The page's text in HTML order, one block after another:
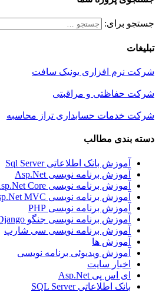
جستجو برای:
تبلیغات
شرکت نرم افزاری یونیک سافت
شرکت حفاظتی و مراقبتی
شرکت خدمات حسابداری تراز محاسبه
دسته بندی مطالب
آموزش بانک اطلاعاتی Sql Server
آموزش برنامه نویسی Asp.Net
آموزش برنامه نویسی Asp.Net Core
آموزش برنامه نویسی Asp.Net MVC
آموزش برنامه نویسی PHP
آموزش برنامه نویسی جنگو Django
آموزش برنامه نویسی سی شارپ
آموزش ها
آموزش ویدیوئی برنامه نویسی
اخبار سایت
ای اس پی Asp.Net
بانک اطلاعاتی SQL Server